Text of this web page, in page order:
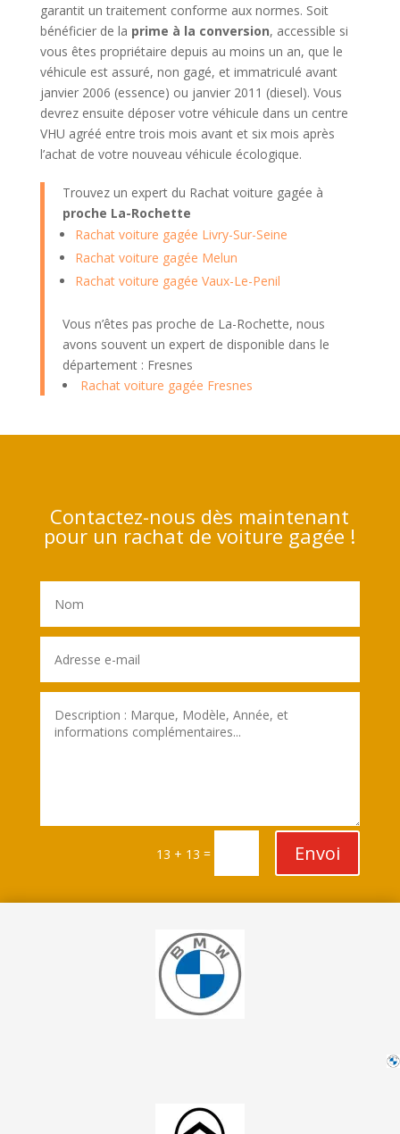
garantit un traitement conforme aux normes. Soit
bénéficier de la prime à la conversion, accessible si
vous êtes propriétaire depuis au moins un an, que le
véhicule est assuré, non gagé, et immatriculé avant
janvier 2006 (essence) ou janvier 2011 (diesel). Vous
devrez ensuite déposer votre véhicule dans un centre
VHU agréé entre trois mois avant et six mois après
l’achat de votre nouveau véhicule écologique.
Trouvez un expert du Rachat voiture gagée à
proche La-Rochette
Rachat voiture gagée Livry-Sur-Seine
Rachat voiture gagée Melun
Rachat voiture gagée Vaux-Le-Penil
Vous n’êtes pas proche de La-Rochette, nous
avons souvent un expert de disponible dans le
département : Fresnes
Rachat voiture gagée Fresnes
Contactez-nous dès maintenant
pour un rachat de voiture gagée !
13 + 13 = Envoi